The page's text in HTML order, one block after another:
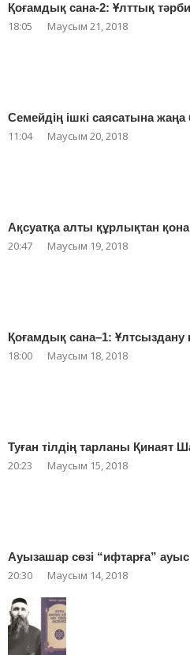
Қоғамдық сана-2: Ұлттық
18:05 Маусым 21, 2018
Семейдің ішкі саясатына
11:04 Маусым 20, 2018
Ақсуатқа алты құрлықтан
20:47 Маусым 19, 2018
Қоғамдық сана–1: Ұлтсыздану
18:00 Маусым 18, 2018
Туған тілдің тарланы Қинаят
20:23 Маусым 15, 2018
Ауызашар сөзі “ифтарға”
20:30 Маусым 14, 2018